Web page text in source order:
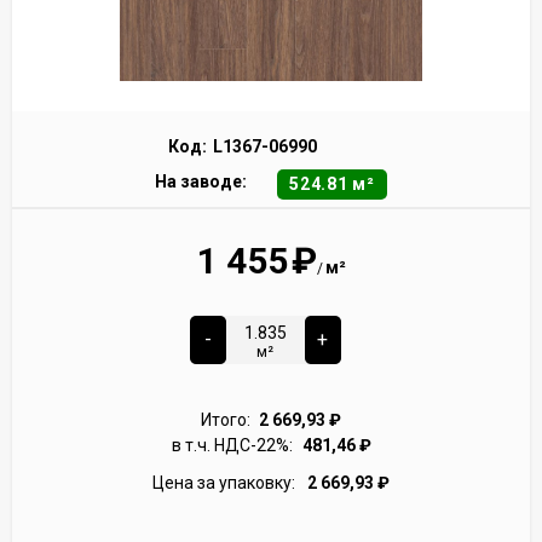
Код: L1367-06990
На заводе:
524.81 м²
1 455₽/ м²
-
м²
+
Итого: 2 669,93 ₽
в т.ч. НДС-22%: 481,46₽
Цена за упаковку:
2 669,93 ₽